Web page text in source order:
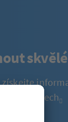
produktech